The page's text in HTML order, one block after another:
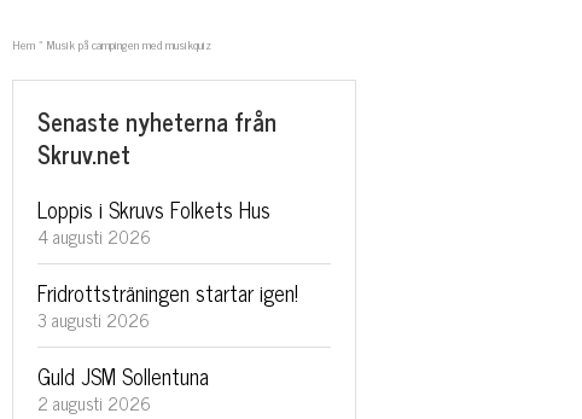
Hem» Musik på campingen med musikquiz
Senaste nyheterna från
Skruv.net
Loppis i Skruvs Folkets Hus
4 augusti 2026
Fridrottsträningen startar igen!
3 augusti 2026
Guld JSM Sollentuna
2 augusti 2026